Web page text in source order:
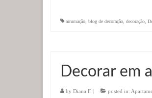
arrumação blog de decoração decoração
Decorar em
by Diana F. | posted in: